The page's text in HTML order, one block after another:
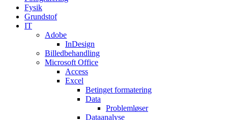
Fysik
Grundstof
IT
Adobe
InDesign
Billedbehandling
Microsoft Office
Access
Excel
Betinget formatering
Data
Problemløser
Dataanalyse